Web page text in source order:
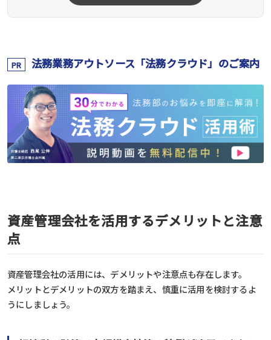
PR 法務業務アウトソース「法務クラウド」のご案内
資産管理会社を活用するデメリットと注意
点
資産管理会社の活用には、デメリットや注意点も存在します。
メリットとデメリットの双方を踏まえ、慎重に活用を検討するよ
うにしましょう。